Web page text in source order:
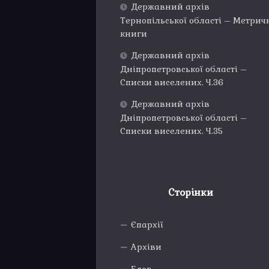
Державний архів
Тернопільської області –
книги
Державний архів
Дніпропетровської області –
Списки виселених. Ч.36
Державний архів
Дніпропетровської області –
Списки виселених. Ч.35
Сторінки
Єпархії
Архіви